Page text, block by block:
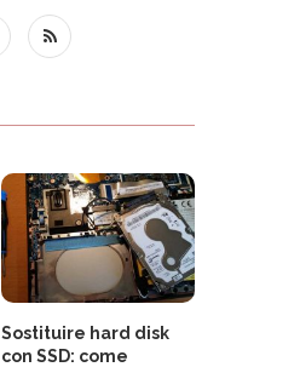
Sostituire hard disk
con SSD: come